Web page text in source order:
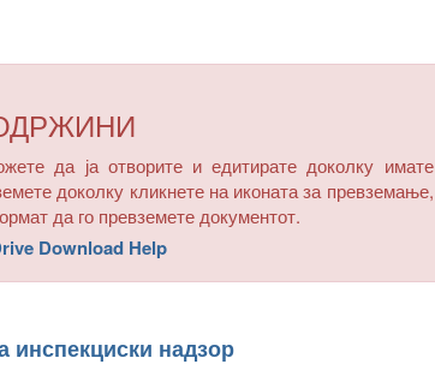
да ја отворите и едитирате доколку имате
доколку кликнете на иконата за превземање,
да го превземете документот.
Download Help
инспекциски надзор